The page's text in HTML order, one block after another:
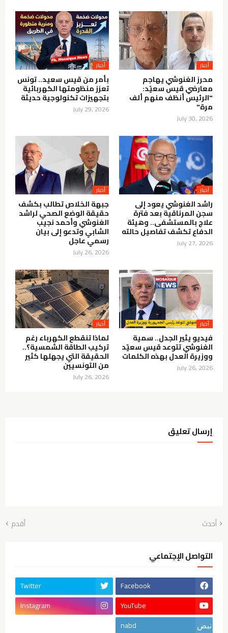
أخبار
محرز الغنوشي يهاجم
معارضي قيس سعيّد:
"الرئيس أنظف منهم ألف
مرة"
July 30, 2026
أخبار
بأمر من قيس سعيد.. تونس
تعزز منظومتها الكهربائية
بتجهيزات تكنولوجية حديثة
July 29, 2026
أخبار
راشد الغنوشي يعود إلى
سجن المرناقية بعد فترة
علاج بالمستشفى.. وهيئة
الدفاع تكشف تفاصيل حالته
July 27, 2026
أخبار
جبهة الخلاص تطالب بكشف
حقيقة الوضع الصحي لراشد
الغنوشي وأحمد نجيب
الشابي وتدعو إلى بيان
رسمي عاجل
July 26, 2026
أخبار
فيديو يثير الجدل.. سمية
الغنوشي تتوعد قيس سعيّد
ووزيرة العدل بهذه الكلمات
July 26, 2026
أخبار
لماذا تنقطع الكهرباء رغم
تركيب الطاقة الشمسية؟..
الحقيقة التي يجهلها كثير
من التونسيين
July 26, 2026
إرسال تعليق
أحدث أقدم
التواصل الإجتماعي
Facebook
Twitter
YouTube
Instagram
nabd